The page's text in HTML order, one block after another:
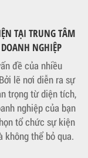
TẠI TRUNG TÂM
NGHIỆP
đề của nhiều
lẽ nơi diễn ra sự
trọng từ diện tích,
nghiệp của bạn
tổ chức sự kiện
không thể bỏ qua.